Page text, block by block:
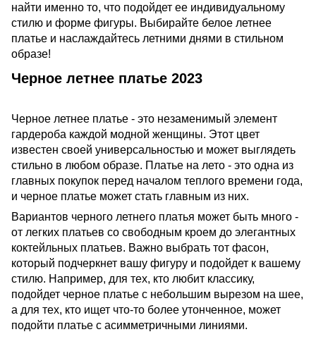
найти именно то, что подойдет ее индивидуальному
стилю и форме фигуры. Выбирайте белое летнее
платье и наслаждайтесь летними днями в стильном
образе!
Черное летнее платье 2023
Черное летнее платье - это незаменимый элемент
гардероба каждой модной женщины. Этот цвет
известен своей универсальностью и может выглядеть
стильно в любом образе. Платье на лето - это одна из
главных покупок перед началом теплого времени года,
и черное платье может стать главным из них.
Вариантов черного летнего платья может быть много -
от легких платьев со свободным кроем до элегантных
коктейльных платьев. Важно выбрать тот фасон,
который подчеркнет вашу фигуру и подойдет к вашему
стилю. Например, для тех, кто любит классику,
подойдет черное платье с небольшим вырезом на шее,
а для тех, кто ищет что-то более утонченное, может
подойти платье с асимметричными линиями.